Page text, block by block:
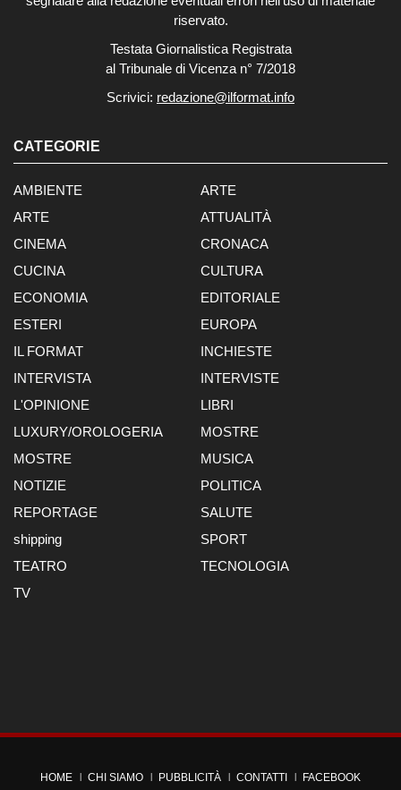
riservato.
Testata Giornalistica Registrata
al Tribunale di Vicenza n° 7/2018
Scrivici: redazione@ilformat.info
CATEGORIE
AMBIENTE
ARTE
ARTE
ATTUALITÀ
CINEMA
CRONACA
CUCINA
CULTURA
ECONOMIA
EDITORIALE
ESTERI
EUROPA
IL FORMAT
INCHIESTE
INTERVISTA
INTERVISTE
L'OPINIONE
LIBRI
LUXURY/OROLOGERIA
MOSTRE
MOSTRE
MUSICA
NOTIZIE
POLITICA
REPORTAGE
SALUTE
shipping
SPORT
TEATRO
TECNOLOGIA
TV
HOME CHI SIAMO PUBBLICITÀ CONTATTI FACEBOOK